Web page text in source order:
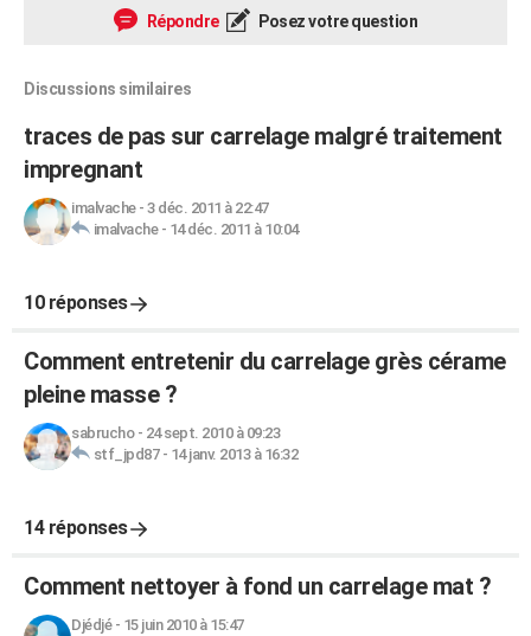
Répondre Posez votre question
Discussions similaires
traces de pas sur carrelage malgré traitement
impregnant
imalvache- 3 déc. 2011 à 22:47
imalvache- 14 déc. 2011 à 10:04
10 réponses
Comment entretenir du carrelage grès cérame
pleine masse ?
sabrucho- 24 sept. 2010 à 09:23
stf_jpd87- 14 janv. 2013 à 16:32
14 réponses
Comment nettoyer à fond un carrelage mat ?
Djédjé- 15 juin 2010 à 15:47